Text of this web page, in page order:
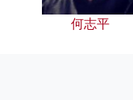
何志平